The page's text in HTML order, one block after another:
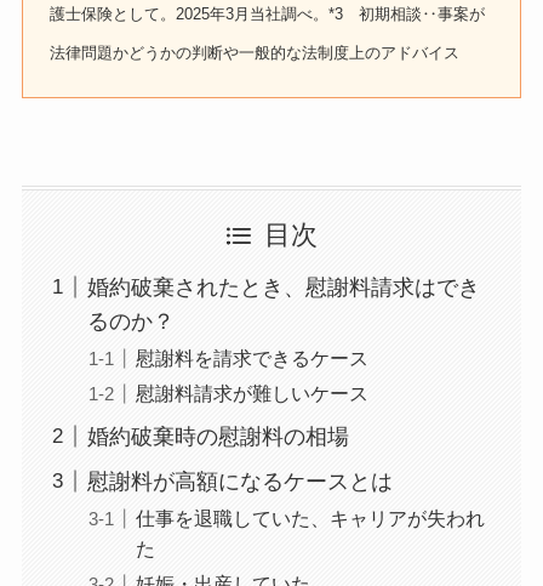
護士保険として。2025年3月当社調べ。*3 初期相談‥事案が
法律問題かどうかの判断や一般的な法制度上のアドバイス
目次
婚約破棄されたとき、慰謝料請求はでき
るのか？
慰謝料を請求できるケース
慰謝料請求が難しいケース
婚約破棄時の慰謝料の相場
慰謝料が高額になるケースとは
仕事を退職していた、キャリアが失われ
た